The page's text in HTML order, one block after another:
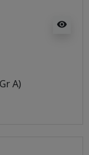
visibility
A)